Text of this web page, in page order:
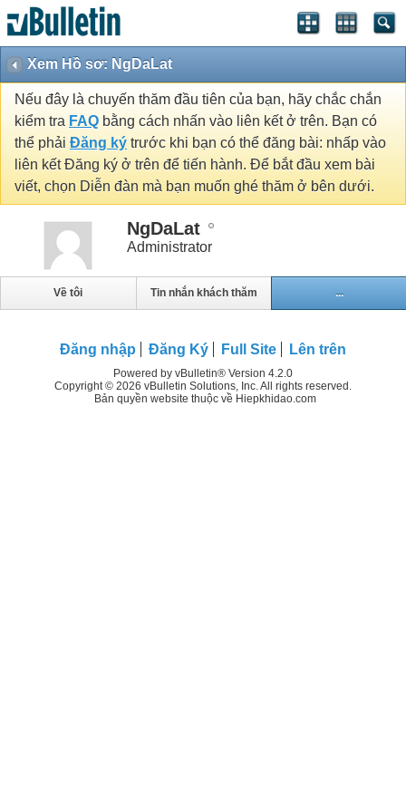
Xem Hồ sơ: NgDaLat
Nếu đây là chuyến thăm đầu tiên của bạn, hãy chắc chắn
kiểm tra FAQ bằng cách nhấn vào liên kết ở trên. Bạn có
thể phải Đăng ký trước khi bạn có thể đăng bài: nhấp vào
liên kết Đăng ký ở trên để tiến hành. Để bắt đầu xem bài
viết, chọn Diễn đàn mà bạn muốn ghé thăm ở bên dưới.
NgDaLat
Administrator
Về tôi Tin nhắn khách thăm ...
Đăng nhập Đăng Ký Full Site Lên trên
Powered by vBulletin® Version 4.2.0
Copyright © 2026 vBulletin Solutions, Inc. All rights reserved.
Bản quyền website thuộc về Hiepkhidao.com